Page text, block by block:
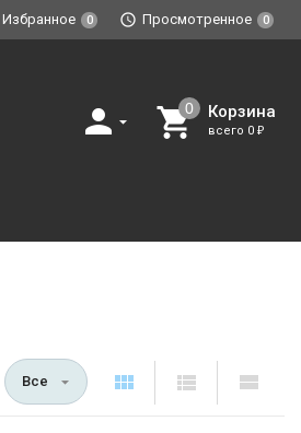
Избранное 0 Просмотренное 0
Корзина
всего 0 ₽
Все